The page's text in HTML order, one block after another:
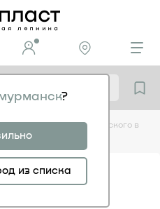
?
из списка
лекция виктора дембовского в